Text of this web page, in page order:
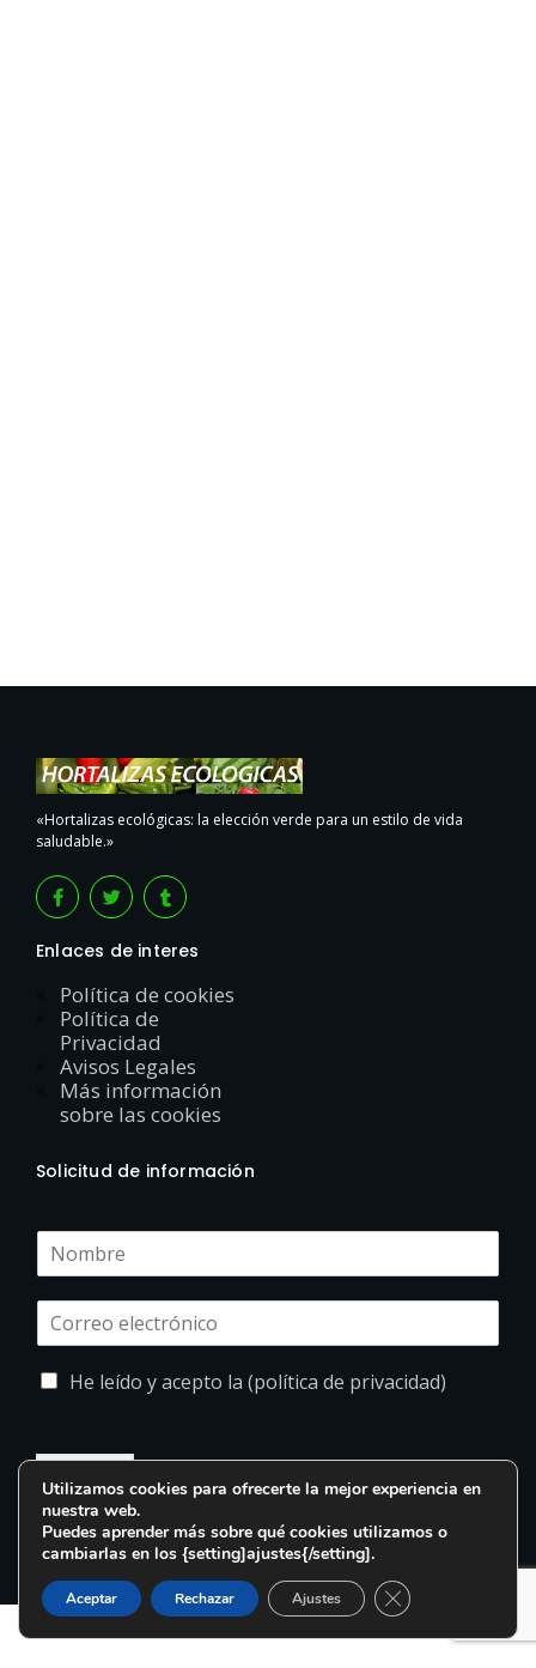
«Hortalizas ecológicas: la elección verde para un estilo de vida
saludable.»
Enlaces de interes
Política de cookies
Política de
Privacidad
Avisos Legales
Más información
sobre las cookies
Solicitud de información
He leído y acepto la (política de privacidad)
Enviar
Utilizamos cookies para ofrecerte la mejor experiencia en
nuestra web.
Puedes aprender más sobre qué cookies utilizamos o
cambiarlas en los {setting]ajustes{/setting].
Aceptar Rechazar Ajustes Cerrar el banner